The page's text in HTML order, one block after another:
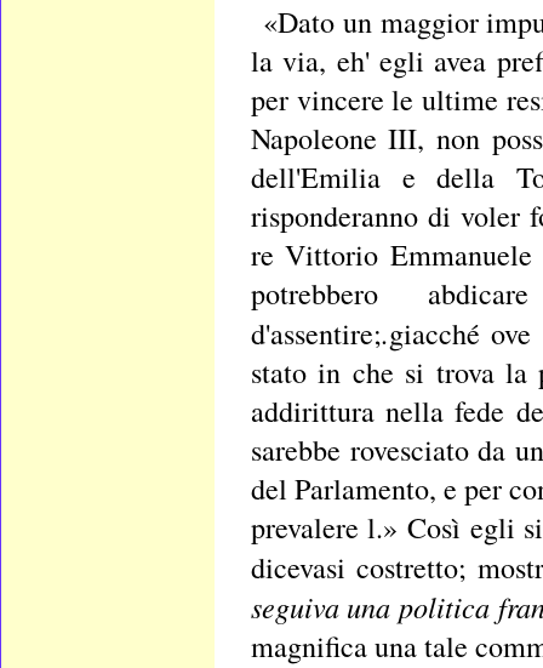
«Dato un maggior
la via, eh' egli avea
per vincere le ultime
Napoleone III, non
dell'Emilia e della
risponderanno di voler
re Vittorio
potrebbero
d'assentire;.giacché
stato in che si trova la
addirittura nella fede
sarebbe rovesciato da
del Parlamento, e per
prevalere l.» Così egli
dicevasi costretto;
seguiva una politica
magnifica una tale